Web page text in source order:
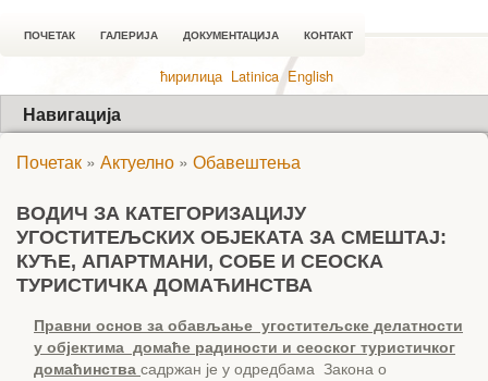
ПОЧЕТАК ГАЛЕРИЈА ДОКУМЕНТАЦИЈА КОНТАКТ
ћирилица Latinica English
Навигација
Почетак » Актуелно » Обавештења
ВОДИЧ ЗА КАТЕГОРИЗАЦИЈУ
УГОСТИТЕЉСКИХ ОБЈЕКАТА ЗА СМЕШТАЈ:
КУЋЕ, АПАРТМАНИ, СОБЕ И СЕОСКА
ТУРИСТИЧКА ДОМАЋИНСТВА
Правни основ за обављање угоститељске делатности
у објектима домаће радиности и сеоског туристичког
домаћинства садржан је у одредбама Закона о